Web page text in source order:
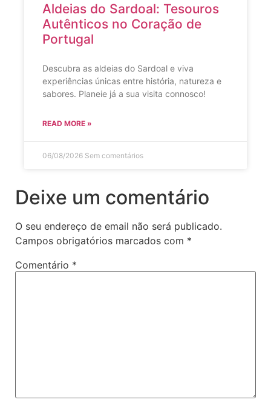
Aldeias do Sardoal: Tesouros
Autênticos no Coração de
Portugal
Descubra as aldeias do Sardoal e viva
experiências únicas entre história, natureza e
sabores. Planeie já a sua visita connosco!
READ MORE »
06/08/2026 Sem comentários
Deixe um comentário
O seu endereço de email não será publicado.
Campos obrigatórios marcados com *
Comentário *